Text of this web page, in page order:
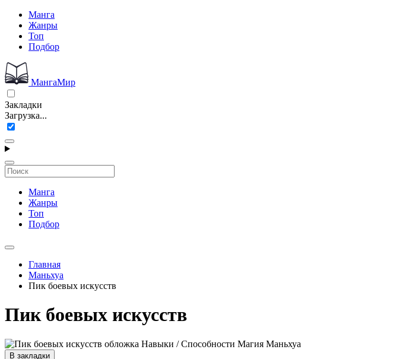
Манга
Жанры
Топ
Подбор
МангаМир
Закладки
Загрузка...
Манга
Жанры
Топ
Подбор
Главная
Маньхуа
Пик боевых искусств
Пик боевых искусств
В закладки